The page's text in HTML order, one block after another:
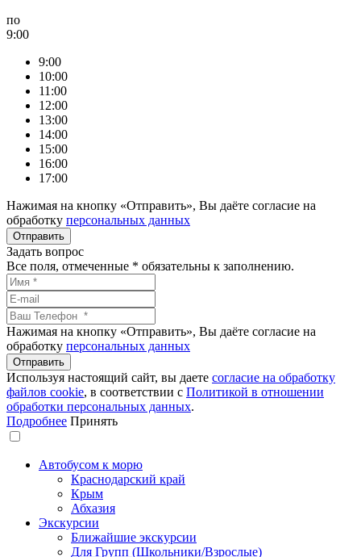
по
9:00
9:00
10:00
11:00
12:00
13:00
14:00
15:00
16:00
17:00
Нажимая на кнопку «Отправить», Вы даёте согласие на
обработку персональных данных
Задать вопрос
Все поля, отмеченные * обязательны к заполнению.
Нажимая на кнопку «Отправить», Вы даёте согласие на
обработку персональных данных
Используя настоящий сайт, вы даете согласие на обработку
файлов сookie, в соответствии с Политикой в отношении
обработки персональных данных.
Подробнее Принять
Автобусом к морю
Краснодарский край
Крым
Абхазия
Экскурсии
Ближайшие экскурсии
Для Групп (Школьники/Взрослые)